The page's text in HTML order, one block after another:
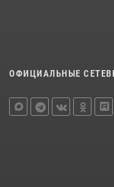
ОФИЦИАЛЬНЫЕ